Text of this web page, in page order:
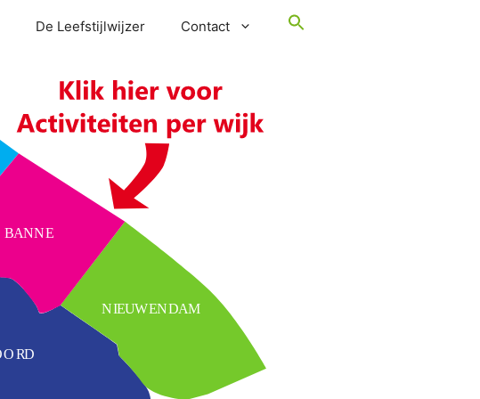
De Leefstijlwijzer Contact
BANNE
OUD NOORD
NIEUWENDAM